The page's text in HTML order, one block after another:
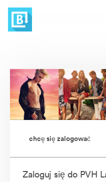
chcę się zalogować
Zaloguj się do PVH